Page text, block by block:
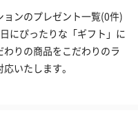
ンのプレゼント一覧(0件)
にぴったりな「ギフト」に
りの商品をこだわりのラ
いたします。